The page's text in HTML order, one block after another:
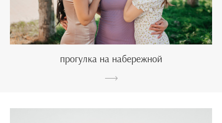
прогулка на набережной